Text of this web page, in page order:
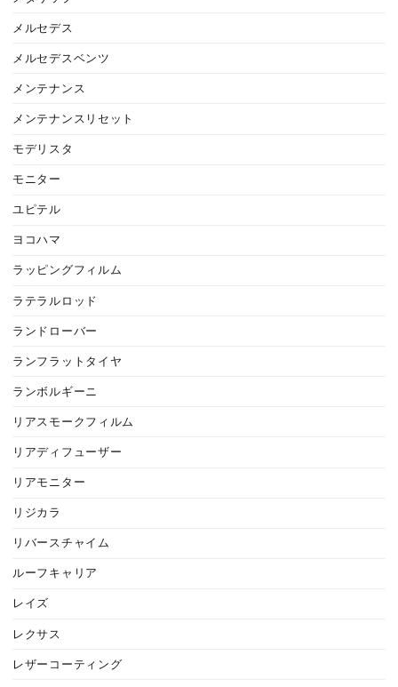
メルセデス
メルセデスベンツ
メンテナンス
メンテナンスリセット
モデリスタ
モニター
ユピテル
ヨコハマ
ラッピングフィルム
ラテラルロッド
ランドローバー
ランフラットタイヤ
ランボルギーニ
リアスモークフィルム
リアディフューザー
リアモニター
リジカラ
リバースチャイム
ルーフキャリア
レイズ
レクサス
レザーコーティング